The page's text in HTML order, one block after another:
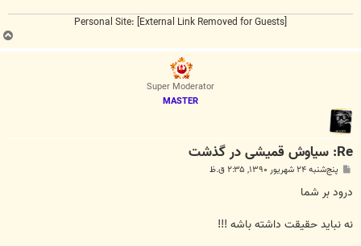
Personal Site: [External Link Removed for Guests]
Super Moderator
MASTER
Re: سیاوش قمیشی در گذشت
س
ت
پنج‌شنبه ۲۴ شهریور ۱۳۹۰, ۲:۳۵ ق.ظ
درود بر شما
نه نباید حقیقت داشته باشه !!!